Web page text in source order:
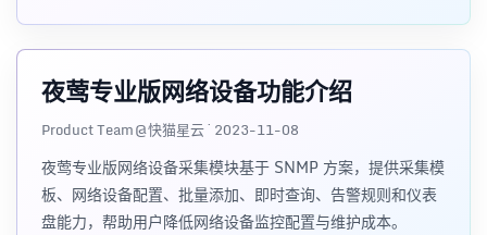
夜莺专业版网络设备功能介绍
Product Team@快猫星云 · 2023-11-08
夜莺专业版网络设备采集模块基于 SNMP 方案，提供采集模
板、网络设备配置、批量添加、即时查询、告警规则和仪表
盘能力，帮助用户降低网络设备监控配置与维护成本。